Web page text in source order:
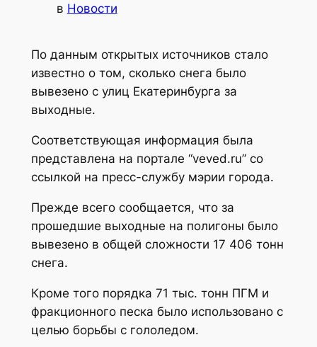
в Новости
По данным открытых источников стало
известно о том, сколько снега было
вывезено с улиц Екатеринбурга за
выходные.
Соответствующая информация была
представлена на портале “veved.ru” со
ссылкой на пресс-службу мэрии города.
Прежде всего сообщается, что за
прошедшие выходные на полигоны было
вывезено в общей сложности 17 406 тонн
снега.
Кроме того порядка 71 тыс. тонн ПГМ и
фракционного песка было использовано с
целью борьбы с гололедом.